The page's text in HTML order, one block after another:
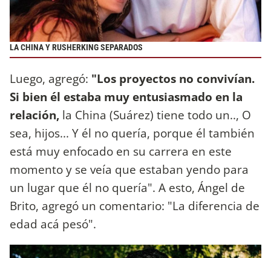
LA CHINA Y RUSHERKING SEPARADOS
Luego, agregó: "Los proyectos no convivían.
Si bien él estaba muy entusiasmado en la
relación, la China (Suárez) tiene todo un.., O
sea, hijos... Y él no quería, porque él también
está muy enfocado en su carrera en este
momento y se veía que estaban yendo para
un lugar que él no quería". A esto, Ángel de
Brito, agregó un comentario: "La diferencia de
edad acá pesó".